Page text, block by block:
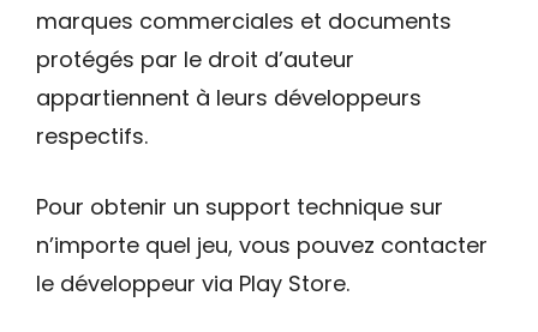
marques commerciales et documents
protégés par le droit d’auteur
appartiennent à leurs développeurs
respectifs.
Pour obtenir un support technique sur
n’importe quel jeu, vous pouvez contacter
le développeur via Play Store.